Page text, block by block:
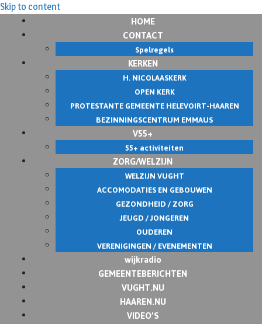
Skip to content
HOME
CONTACT
Spelregels
KERKEN
H. NICOLAASKERK
OPEN KERK
PROTESTANTE GEMEENTE HELEVOIRT-HAAREN
BEZINNINGSCENTRUM EMMAUS
V55+
55+ activiteiten
ZORG/WELZIJN
WELZIJN VUGHT
ACCOMODATIES EN GEBOUWEN
GEZONDHEID / ZORG
JEUGD / JONGEREN
OUDEREN
VERENIGINGEN / EVENEMENTEN
wijkradio
GEMEENTEBERICHTEN
VUGHT.NU
HAAREN.NU
VIDEO’S